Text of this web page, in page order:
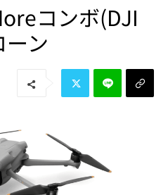
コンボ(DJI
ーン